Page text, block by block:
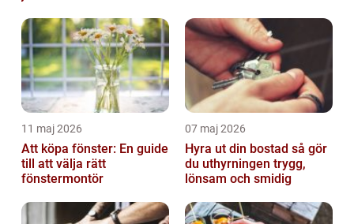
11 maj 2026
Att köpa fönster: En guide
till att välja rätt
fönstermontör
07 maj 2026
Hyra ut din bostad så gör
du uthyrningen trygg,
lönsam och smidig